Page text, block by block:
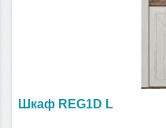
Шкаф REG1D L